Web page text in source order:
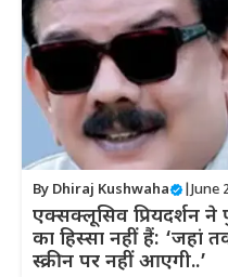
By Dhiraj Kushwaha June
एक्सक्लूसिव प्रियदर्शन ने
का हिस्सा नहीं हैं:
स्क्रीन पर नहीं आएगी..’